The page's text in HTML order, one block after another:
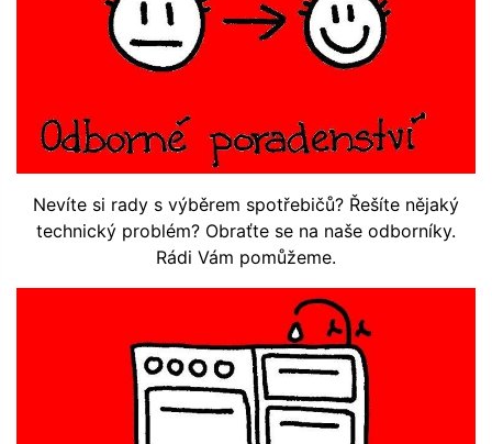
Nevíte si rady s výběrem spotřebičů? Řešíte nějaký
technický problém? Obraťte se na naše odborníky.
Rádi Vám pomůžeme.